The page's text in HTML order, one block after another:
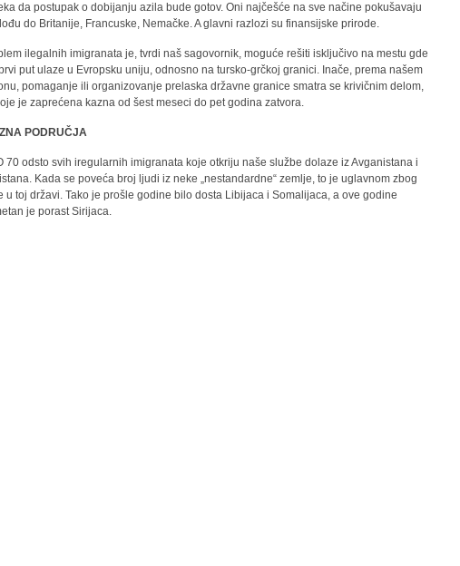
da postupak o dobijanju azila bude gotov. Oni najčešće na sve načine pokušavaju
do Britanije, Francuske, Nemačke. A glavni razlozi su finansijske prirode.
ilegalnih imigranata je, tvrdi naš sagovornik, moguće rešiti isključivo na mestu gde
put ulaze u Evropsku uniju, odnosno na tursko-grčkoj granici. Inače, prema našem
pomaganje ili organizovanje prelaska državne granice smatra se krivičnim delom,
je zaprećena kazna od šest meseci do pet godina zatvora.
PODRUČJA
70 odsto svih iregularnih imigranata koje otkriju naše službe dolaze iz Avganistana i
Kada se poveća broj ljudi iz neke „nestandardne“ zemlje, to je uglavnom zbog
u toj državi. Tako je prošle godine bilo dosta Libijaca i Somalijaca, a ove godine
je porast Sirijaca.